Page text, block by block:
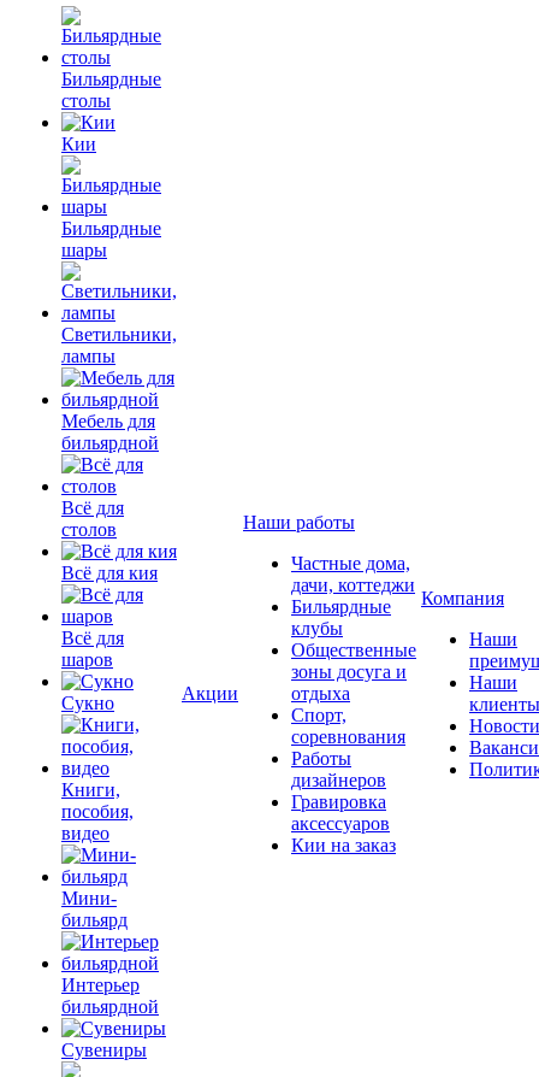
Бильярдные
столы
Кии
Бильярдные
шары
Светильники,
лампы
Мебель для
бильярдной
Всё для
столов
Всё для кия
Всё для
шаров
Сукно
Книги,
пособия,
видео
Мини-
бильярд
Интерьер
бильярдной
Сувениры
Акции
Наши работы
Частные дома,
дачи, коттеджи
Бильярдные
клубы
Общественные
зоны досуга и
отдыха
Спорт,
соревнования
Работы
дизайнеров
Гравировка
аксессуаров
Кии на заказ
Компания
Наши
Наши
клиенты
Новости